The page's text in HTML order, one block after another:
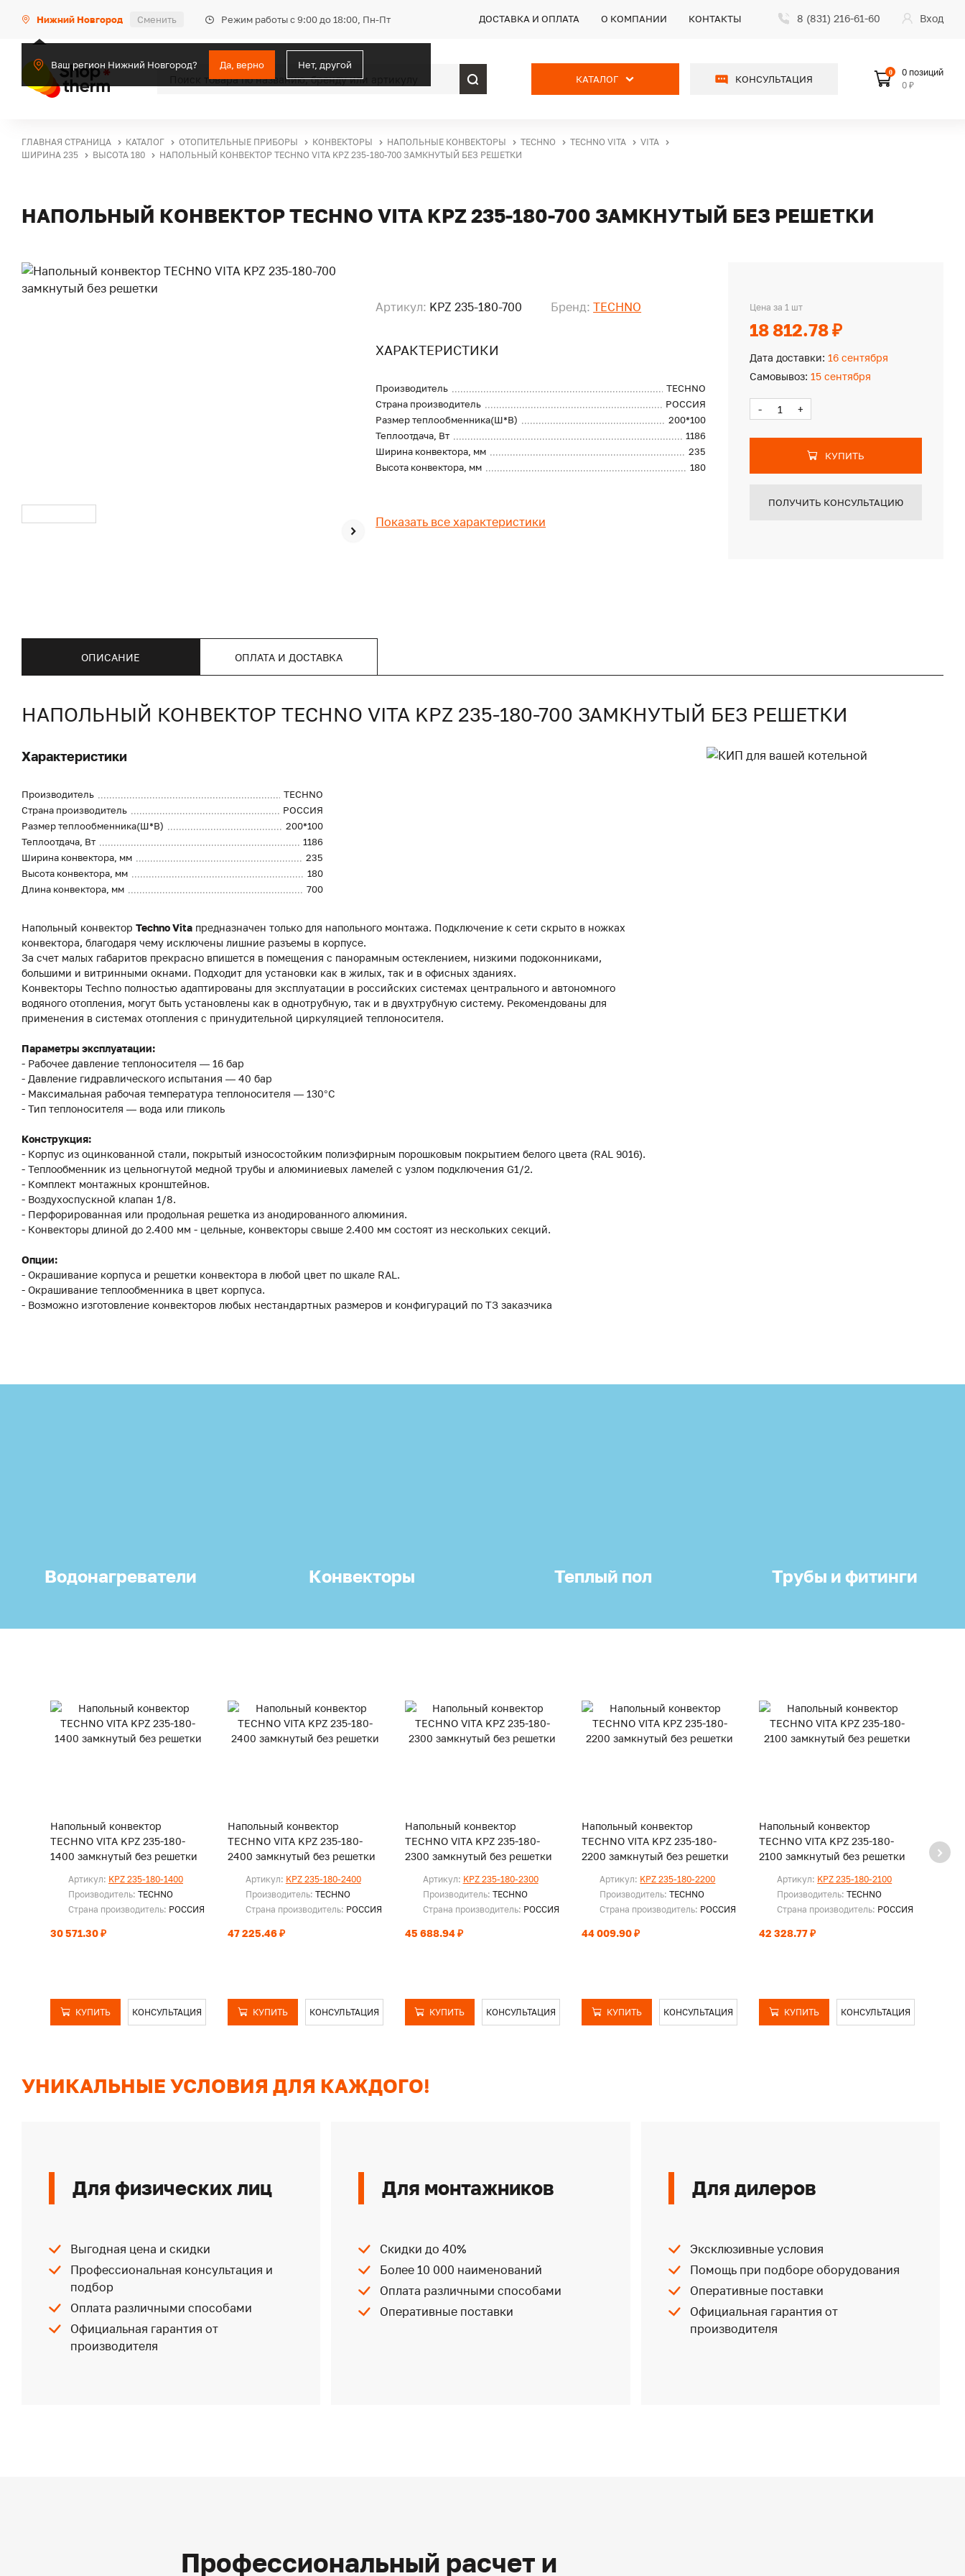
Нижний Новгород Сменить Режим работы с 9:00 до 18:00, Пн-Пт
Ваш регион Нижний Новгород? Да, верно Нет, другой
ДОСТАВКА И ОПЛАТА О КОМПАНИИ КОНТАКТЫ 8 (831) 216-61-60 Вход
КАТАЛОГ КОНСУЛЬТАЦИЯ
0
0 позиций
0 ₽
ГЛАВНАЯ СТРАНИЦА КАТАЛОГ ОТОПИТЕЛЬНЫЕ ПРИБОРЫ КОНВЕКТОРЫ НАПОЛЬНЫЕ КОНВЕКТОРЫ TECHNO TECHNO VITA
VITA
ШИРИНА 235
ВЫСОТА 180 НАПОЛЬНЫЙ КОНВЕКТОР TECHNO VITA KPZ 235-180-700 ЗАМКНУТЫЙ БЕЗ РЕШЕТКИ
НАПОЛЬНЫЙ КОНВЕКТОР TECHNO VITA KPZ 235-180-700 ЗАМКНУТЫЙ БЕЗ РЕШЕТКИ
Артикул: KPZ 235-180-700 Бренд: TECHNO
ХАРАКТЕРИСТИКИ
Производитель
TECHNO
Страна производитель
РОССИЯ
Размер теплообменника(Ш*В)
200*100
Теплоотдача, Вт
1186
Ширина конвектора, мм
235
Высота конвектора, мм
180
Показать все характеристики
Цена за 1 шт
18 812.78 ₽
Дата доставки: 16 сентября
Самовывоз: 15 сентября
- +
КУПИТЬ
ПОЛУЧИТЬ КОНСУЛЬТАЦИЮ
ОПИСАНИЕ ОПЛАТА И ДОСТАВКА
НАПОЛЬНЫЙ КОНВЕКТОР TECHNO VITA KPZ 235-180-700 ЗАМКНУТЫЙ БЕЗ РЕШЕТКИ
Характеристики
Производитель
TECHNO
Страна производитель
РОССИЯ
Размер теплообменника(Ш*В)
200*100
Теплоотдача, Вт
1186
Ширина конвектора, мм
235
Высота конвектора, мм
180
Длина конвектора, мм
700
Напольный конвектор Techno Vita предназначен только для напольного монтажа. Подключение к сети скрыто в ножках
конвектора, благодаря чему исключены лишние разъемы в корпусе.
За счет малых габаритов прекрасно впишется в помещения с панорамным остеклением, низкими подоконниками,
большими и витринными окнами. Подходит для установки как в жилых, так и в офисных зданиях.
Конвекторы Techno полностью адаптированы для эксплуатации в российских системах центрального и автономного
водяного отопления, могут быть установлены как в однотрубную, так и в двухтрубную систему. Рекомендованы для
применения в системах отопления с принудительной циркуляцией теплоносителя.
Параметры эксплуатации:
- Рабочее давление теплоносителя — 16 бар
- Давление гидравлического испытания — 40 бар
- Максимальная рабочая температура теплоносителя — 130°С
- Тип теплоносителя — вода или гликоль
Конструкция:
- Корпус из оцинкованной стали, покрытый износостойким полиэфирным порошковым покрытием белого цвета (RAL 9016).
- Теплообменник из цельногнутой медной трубы и алюминиевых ламелей с узлом подключения G1/2.
- Комплект монтажных кронштейнов.
- Воздухоспускной клапан 1/8.
- Перфорированная или продольная решетка из анодированного алюминия.
- Конвекторы длиной до 2.400 мм - цельные, конвекторы свыше 2.400 мм состоят из нескольких секций.
Опции:
- Окрашивание корпуса и решетки конвектора в любой цвет по шкале RAL.
- Окрашивание теплообменника в цвет корпуса.
- Возможно изготовление конвекторов любых нестандартных размеров и конфигураций по ТЗ заказчика
Водонагреватели Конвекторы Теплый пол Трубы и фитинги
Напольный конвектор
TECHNO VITA KPZ 235-180-
1400 замкнутый без решетки
Артикул: KPZ 235-180-1400
Производитель: TECHNO
Страна производитель: РОССИЯ
30 571.30 ₽
КУПИТЬ КОНСУЛЬТАЦИЯ
Напольный конвектор
TECHNO VITA KPZ 235-180-
2400 замкнутый без решетки
Артикул: KPZ 235-180-2400
Производитель: TECHNO
Страна производитель: РОССИЯ
47 225.46 ₽
КУПИТЬ КОНСУЛЬТАЦИЯ
Напольный конвектор
TECHNO VITA KPZ 235-180-
2300 замкнутый без решетки
Артикул: KPZ 235-180-2300
Производитель: TECHNO
Страна производитель: РОССИЯ
45 688.94 ₽
КУПИТЬ КОНСУЛЬТАЦИЯ
Напольный конвектор
TECHNO VITA KPZ 235-180-
2200 замкнутый без решетки
Артикул: KPZ 235-180-2200
Производитель:TECHNO
Страна производитель: РОССИЯ
44 009.90 ₽
КУПИТЬ КОНСУЛЬТАЦИЯ
Напольный конвектор
TECHNO VITA KPZ 235-180-
2100 замкнутый без решетки
Артикул: KPZ 235-180-2100
Производитель:TECHNO
Страна производитель: РОССИЯ
42 328.77 ₽
КУПИТЬ КОНСУЛЬТАЦИЯ
2000
УНИКАЛЬНЫЕ УСЛОВИЯ ДЛЯ КАЖДОГО!
Для физических лиц
Выгодная цена и скидки
Профессиональная консультация и
подбор
Оплата различными способами
Официальная гарантия от
производителя
Для монтажников
Скидки до 40%
Более 10 000 наименований
Оплата различными способами
Оперативные поставки
Для дилеров
Эксклюзивные условия
Помощь при подборе оборудования
Оперативные поставки
Официальная гарантия от
производителя
Профессиональный расчет и